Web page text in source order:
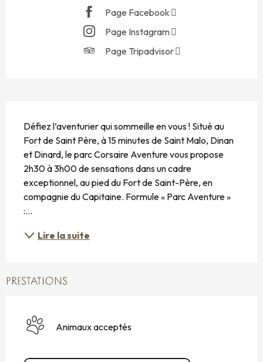
Page Facebook
Page Instagram
Page Tripadvisor
Défiez l’aventurier qui sommeille en vous ! Situé au
Fort de Saint Père, à 15 minutes de Saint Malo, Dinan
et Dinard, le parc Corsaire Aventure vous propose
2h30 à 3h00 de sensations dans un cadre
exceptionnel, au pied du Fort de Saint-Père, en
compagnie du Capitaine. Formule « Parc Aventure »
:...
Lire la suite
PRESTATIONS
Animaux acceptés